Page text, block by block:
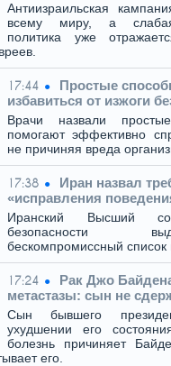
Антиизраильская
всему миру, а
политика уже
17:44
Простые
избавиться от изжоги
Врачи назвали
помогают эффективно
не причиняя вреда
17:38
Иран назвал
«исправления
Иранский Высший
безопасности
бескомпромиссный список
17:24
Рак Джо
метастазы: сын не
Сын бывшего
ухудшении его
болезнь причиняет
его.